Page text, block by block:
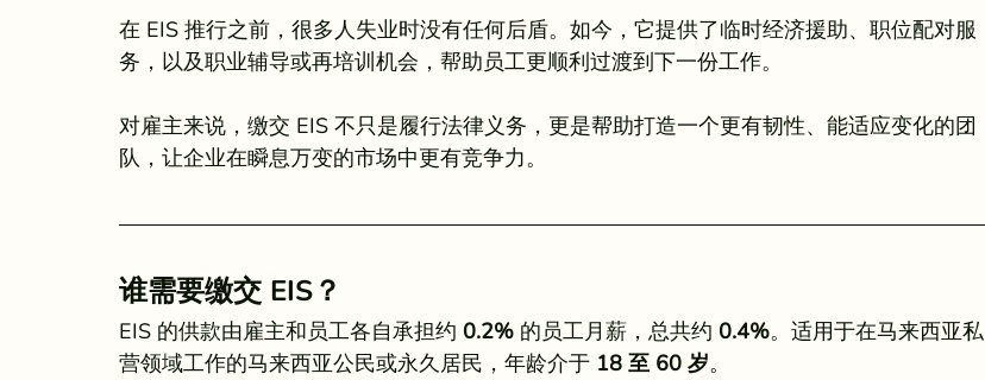
在 EIS 推行之前，很多人失业时没有任何后盾。如今，它提供了临时经济援助、职位配对服
务，以及职业辅导或再培训机会，帮助员工更顺利过渡到下一份工作。
对雇主来说，缴交 EIS 不只是履行法律义务，更是帮助打造一个更有韧性、能适应变化的团
队，让企业在瞬息万变的市场中更有竞争力。
谁需要缴交 EIS？
EIS 的供款由雇主和员工各自承担约 0.2% 的员工月薪，总共约 0.4%。适用于在马来西亚私
营领域工作的马来西亚公民或永久居民，年龄介于 18 至 60 岁。